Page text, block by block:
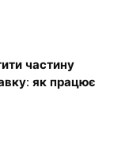
частину
як працює